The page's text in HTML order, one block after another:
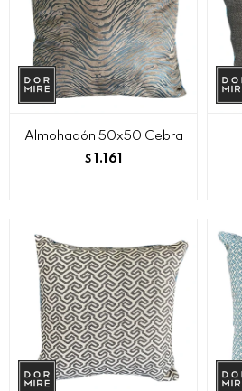
Almohadón 50x50 Cebra
$ 1.161